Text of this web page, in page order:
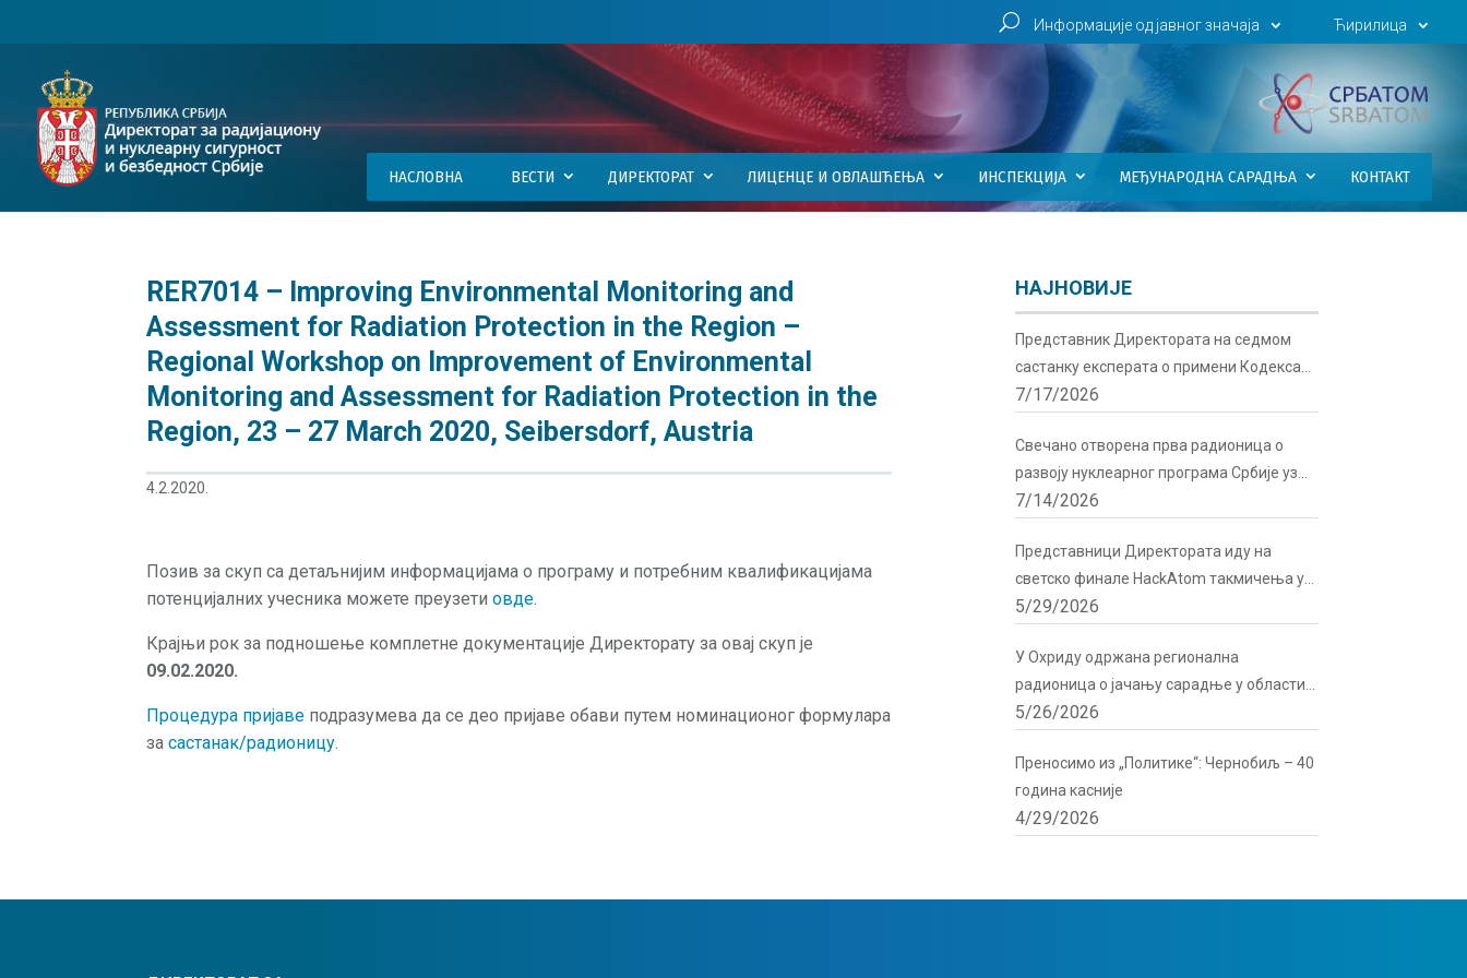
U Информације од јавног значаја Ћирилица
НАСЛОВНА ВЕСТИ ДИРЕКТОРАТ ЛИЦЕНЦЕ И ОВЛАШЋЕЊА ИНСПЕКЦИЈА МЕЂУНАРОДНА САРАДЊА КОНТАКТ
RER7014 – Improving Environmental Monitoring and
Assessment for Radiation Protection in the Region –
Regional Workshop on Improvement of Environmental
Monitoring and Assessment for Radiation Protection in the
Region, 23 – 27 March 2020, Seibersdorf, Austria
4.2.2020.
Позив за скуп са детаљнијим информацијама о програму и потребним квалификацијама
потенцијалних учесника можете преузетиовде.
Крајњи рок за подношење комплетне документације Директорату за овај скуп је
09.02.2020.
Процедура пријаве подразумева да се део пријаве обави путем номинационог формулара
засастанак/радионицу.
НАЈНОВИЈЕ
Представник Директората на седмом
састанку експерата о примени Кодекса
понашања о сигурности и безбедности
7/17/2026
Свечано отворена прва радионица о
развоју нуклеарног програма Србије уз
подршку Директората
7/14/2026
Представници Директората иду на
светско финале HackAtom такмичења у
Русији
5/29/2026
У Охриду одржана регионална
радионица о јачању сарадње у области
радијационе и нуклеарне сигурности
5/26/2026
Преносимо из „Политике“: Чернобиљ – 40
година касније
4/29/2026